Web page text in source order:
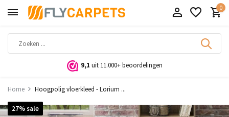
0
9,1 uit 11.000+ beoordelingen
Home Hoogpolig vloerkleed - Lorium ...
27% sale